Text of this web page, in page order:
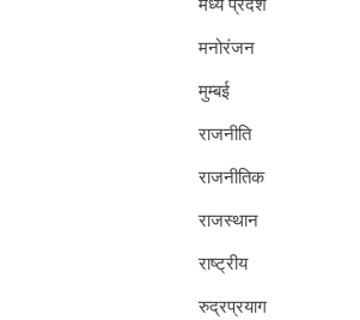
मध्य प्रदेश
मनोरंजन
मुम्बई
राजनीति
राजनीतिक
राजस्थान
राष्ट्रीय
रुद्रप्रयाग